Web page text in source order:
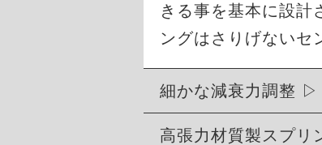
きる事を基本に設計
ングはさりげないセ
細かな減衰力調整
高張力材質製スプリ